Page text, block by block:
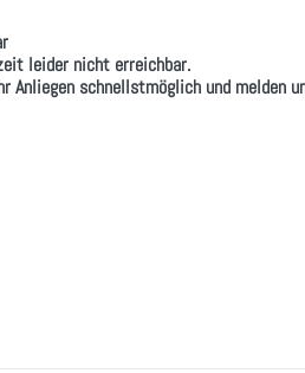
leider nicht erreichbar.
Anliegen schnellstmöglich und melden